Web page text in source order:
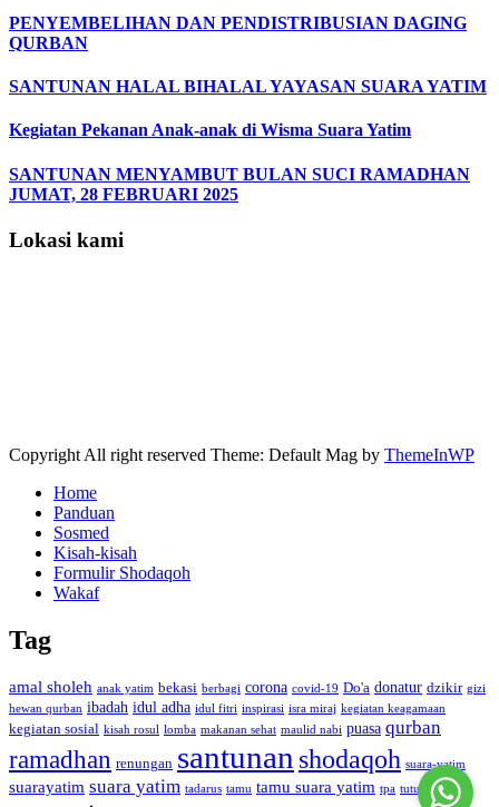
PENYEMBELIHAN DAN PENDISTRIBUSIAN DAGING
QURBAN
SANTUNAN HALAL BIHALAL YAYASAN SUARA YATIM
Kegiatan Pekanan Anak-anak di Wisma Suara Yatim
SANTUNAN MENYAMBUT BULAN SUCI RAMADHAN
JUMAT, 28 FEBRUARI 2025
Lokasi kami
Copyright All right reserved Theme: Default Mag by ThemeInWP
Home
Panduan
Sosmed
Kisah-kisah
Formulir Shodaqoh
Wakaf
Tag
amal sholeh anak yatim bekasi berbagi corona covid-19 Do'a donatur dzikir gizi
hewan qurban ibadah idul adha idul fitri inspirasi isra miraj kegiatan keagamaan
kegiatan sosial kisah rosul lomba makanan sehat maulid nabi puasa qurban
ramadhan renungan santunan shodaqoh suara-yatim
suarayatim suara yatim tadarus tamu tamu suara yatim tpa tutur kata